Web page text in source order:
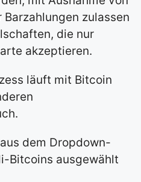
zulassen
die nur
akzeptieren.
läuft mit Bitcoin
dem Dropdown-
Bitcoins ausgewählt